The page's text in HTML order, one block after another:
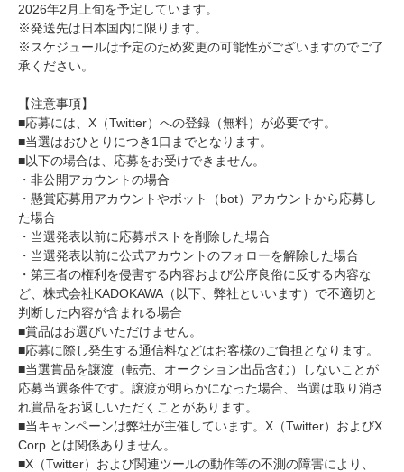
2026年2月上旬を予定しています。
※発送先は日本国内に限ります。
※スケジュールは予定のため変更の可能性がございますのでご了
承ください。
【注意事項】
■応募には、X（Twitter）への登録（無料）が必要です。
■当選はおひとりにつき1口までとなります。
■以下の場合は、応募をお受けできません。
・非公開アカウントの場合
・懸賞応募用アカウントやボット（bot）アカウントから応募し
た場合
・当選発表以前に応募ポストを削除した場合
・当選発表以前に公式アカウントのフォローを解除した場合
・第三者の権利を侵害する内容および公序良俗に反する内容な
ど、株式会社KADOKAWA（以下、弊社といいます）で不適切と
判断した内容が含まれる場合
■賞品はお選びいただけません。
■応募に際し発生する通信料などはお客様のご負担となります。
■当選賞品を譲渡（転売、オークション出品含む）しないことが
応募当選条件です。譲渡が明らかになった場合、当選は取り消さ
れ賞品をお返しいただくことがあります。
■当キャンペーンは弊社が主催しています。X（Twitter）およびX
Corp.とは関係ありません。
■X（Twitter）および関連ツールの動作等の不測の障害により、